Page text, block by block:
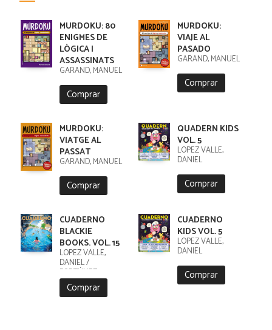
MURDOKU: 80
ENIGMES DE
LÒGICA I
ASSASSINATS
GARAND, MANUEL
Comprar
MURDOKU:
VIAJE AL
PASADO
GARAND, MANUEL
Comprar
MURDOKU:
VIATGE AL
PASSAT
GARAND, MANUEL
Comprar
QUADERN KIDS
VOL. 5
LÓPEZ VALLE,
DANIEL
Comprar
CUADERNO
BLACKIE
BOOKS. VOL. 15
LÓPEZ VALLE,
DANIEL /
FORTÚNEZ,
CRISTOBAL
Comprar
CUADERNO
KIDS VOL. 5
LÓPEZ VALLE,
DANIEL
Comprar